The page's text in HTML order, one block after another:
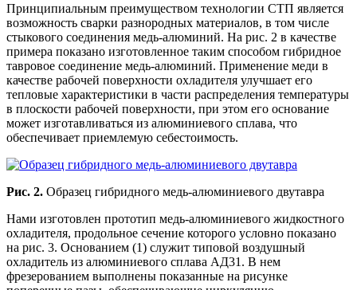
Принципиальным преимуществом технологии СТП является
возможность сварки разнородных материалов, в том числе
стыкового соединения медь-алюминий. На рис. 2 в качестве
примера показано изготовленное таким способом гибридное
тавровое соединение медь-алюминий. Применение меди в
качестве рабочей поверхности охладителя улучшает его
тепловые характеристики в части распределения температуры
в плоскости рабочей поверхности, при этом его основание
может изготавливаться из алюминиевого сплава, что
обеспечивает приемлемую себестоимость.
Рис. 2. Образец гибридного медь-алюминиевого двутавра
Нами изготовлен прототип медь-алюминиевого жидкостного
охладителя, продольное сечение которого условно показано
на рис. 3. Основанием (1) служит типовой воздушный
охладитель из алюминиевого сплава АД31. В нем
фрезерованием выполнены показанные на рисунке